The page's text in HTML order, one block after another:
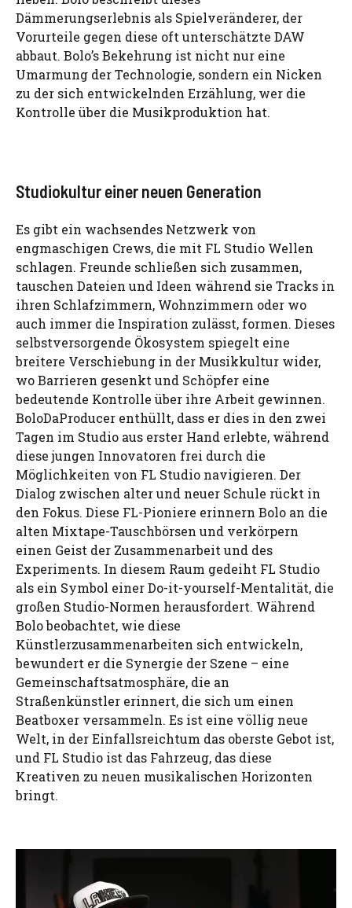
Dämmerungserlebnis als Spielveränderer, der
Vorurteile gegen diese oft unterschätzte DAW
abbaut. Bolo’s Bekehrung ist nicht nur eine
Umarmung der Technologie, sondern ein Nicken
zu der sich entwickelnden Erzählung, wer die
Kontrolle über die Musikproduktion hat.
Studiokultur einer neuen Generation
Es gibt ein wachsendes Netzwerk von
engmaschigen Crews, die mit FL Studio Wellen
schlagen. Freunde schließen sich zusammen,
tauschen Dateien und Ideen während sie Tracks in
ihren Schlafzimmern, Wohnzimmern oder wo
auch immer die Inspiration zulässt, formen. Dieses
selbstversorgende Ökosystem spiegelt eine
breitere Verschiebung in der Musikkultur wider,
wo Barrieren gesenkt und Schöpfer eine
bedeutende Kontrolle über ihre Arbeit gewinnen.
BoloDaProducer enthüllt, dass er dies in den zwei
Tagen im Studio aus erster Hand erlebte, während
diese jungen Innovatoren frei durch die
Möglichkeiten von FL Studio navigieren. Der
Dialog zwischen alter und neuer Schule rückt in
den Fokus. Diese FL-Pioniere erinnern Bolo an die
alten Mixtape-Tauschbörsen und verkörpern
einen Geist der Zusammenarbeit und des
Experiments. In diesem Raum gedeiht FL Studio
als ein Symbol einer Do-it-yourself-Mentalität, die
großen Studio-Normen herausfordert. Während
Bolo beobachtet, wie diese
Künstlerzusammenarbeiten sich entwickeln,
bewundert er die Synergie der Szene – eine
Gemeinschaftsatmosphäre, die an
Straßenkünstler erinnert, die sich um einen
Beatboxer versammeln. Es ist eine völlig neue
Welt, in der Einfallsreichtum das oberste Gebot ist,
und FL Studio ist das Fahrzeug, das diese
Kreativen zu neuen musikalischen Horizonten
bringt.